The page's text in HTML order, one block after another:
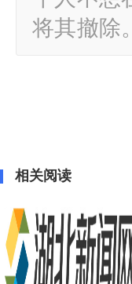
将其撤除。
相关阅读